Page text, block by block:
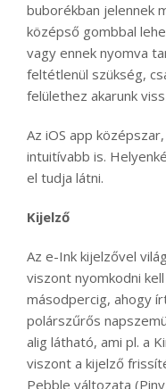
buborékban jelennek
középső gombbal
vagy ennek nyomva
feltétlenül szükség,
felülethez akarunk
Az iOS app
intuitívabb is.
el tudja látni.
Kijelző
Az e-Ink kijelzővel
viszont nyomkodni
másodpercig, ahogy
polárszűrős
alig látható, ami pl. a
viszont a kijelző
Pebble változata